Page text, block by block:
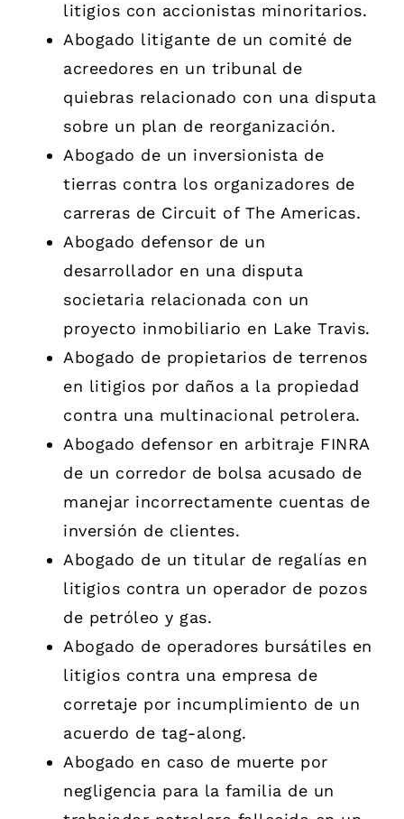
litigios con accionistas minoritarios.
Abogado litigante de un comité de
acreedores en un tribunal de
quiebras relacionado con una disputa
sobre un plan de reorganización.
Abogado de un inversionista de
tierras contra los organizadores de
carreras de Circuit of The Americas.
Abogado defensor de un
desarrollador en una disputa
societaria relacionada con un
proyecto inmobiliario en Lake Travis.
Abogado de propietarios de terrenos
en litigios por daños a la propiedad
contra una multinacional petrolera.
Abogado defensor en arbitraje FINRA
de un corredor de bolsa acusado de
manejar incorrectamente cuentas de
inversión de clientes.
Abogado de un titular de regalías en
litigios contra un operador de pozos
de petróleo y gas.
Abogado de operadores bursátiles en
litigios contra una empresa de
corretaje por incumplimiento de un
acuerdo de tag-along.
Abogado en caso de muerte por
negligencia para la familia de un